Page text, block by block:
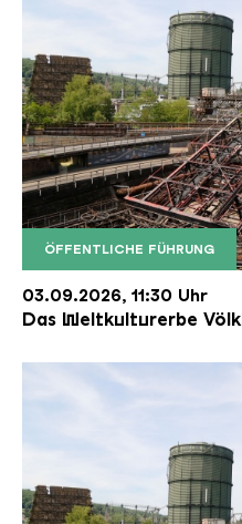
ÖFFENTLICHE FÜHRUNG
Der Erzschrägaufzug
Copyright:
03.09.2026, 11:30 Uhr
Das Weltkulturerbe